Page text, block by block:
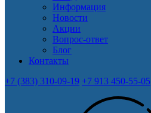
Информация
Новости
Акции
Вопрос-ответ
Блог
Контакты
+7 (383) 310-09-19 +7 913 450-55-05